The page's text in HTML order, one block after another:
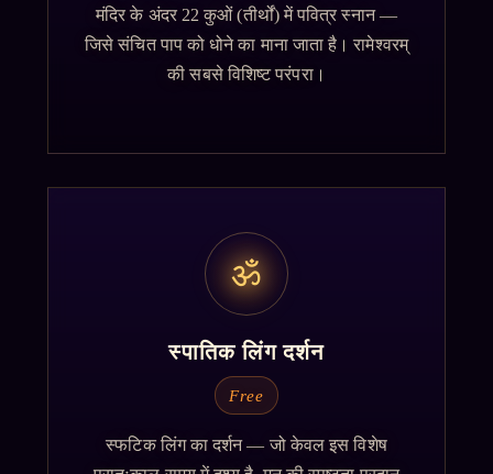
मंदिर के अंदर 22 कुओं (तीर्थों) में पवित्र स्नान —
जिसे संचित पाप को धोने का माना जाता है। रामेश्वरम्
की सबसे विशिष्ट परंपरा।
ॐ
स्पातिक लिंग दर्शन
Free
स्फटिक लिंग का दर्शन — जो केवल इस विशेष